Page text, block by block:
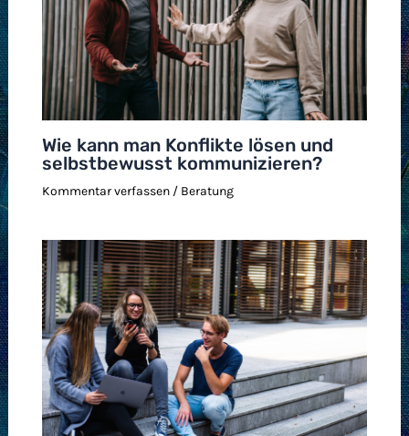
Wie kann man Konflikte lösen und
selbstbewusst kommunizieren?
Kommentar verfassen / Beratung